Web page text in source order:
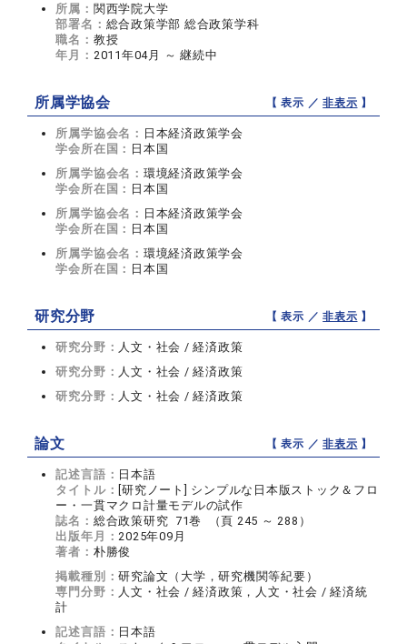
所属： 関西学院大学
部署名： 総合政策学部 総合政策学科
職名： 教授
年月： 2011年04月 ～ 継続中
所属学協会 【 表示 ／非表示 】
所属学協会名： 日本経済政策学会
学会所在国： 日本国
所属学協会名： 環境経済政策学会
学会所在国： 日本国
所属学協会名： 日本経済政策学会
学会所在国： 日本国
所属学協会名： 環境経済政策学会
学会所在国： 日本国
研究分野 【 表示 ／非表示 】
研究分野： 人文・社会 / 経済政策
研究分野： 人文・社会 / 経済政策
研究分野： 人文・社会 / 経済政策
論文 【 表示 ／非表示 】
記述言語： 日本語
タイトル： [研究ノート] シンプルな日本版ストック＆フロ
ー・一貫マクロ計量モデルの試作
誌名： 総合政策研究 71巻 （頁 245 ～ 288）
出版年月： 2025年09月
著者： 朴勝俊
掲載種別：研究論文（大学，研究機関等紀要）
専門分野： 人文・社会 / 経済政策，人文・社会 / 経済統
計
記述言語： 日本語